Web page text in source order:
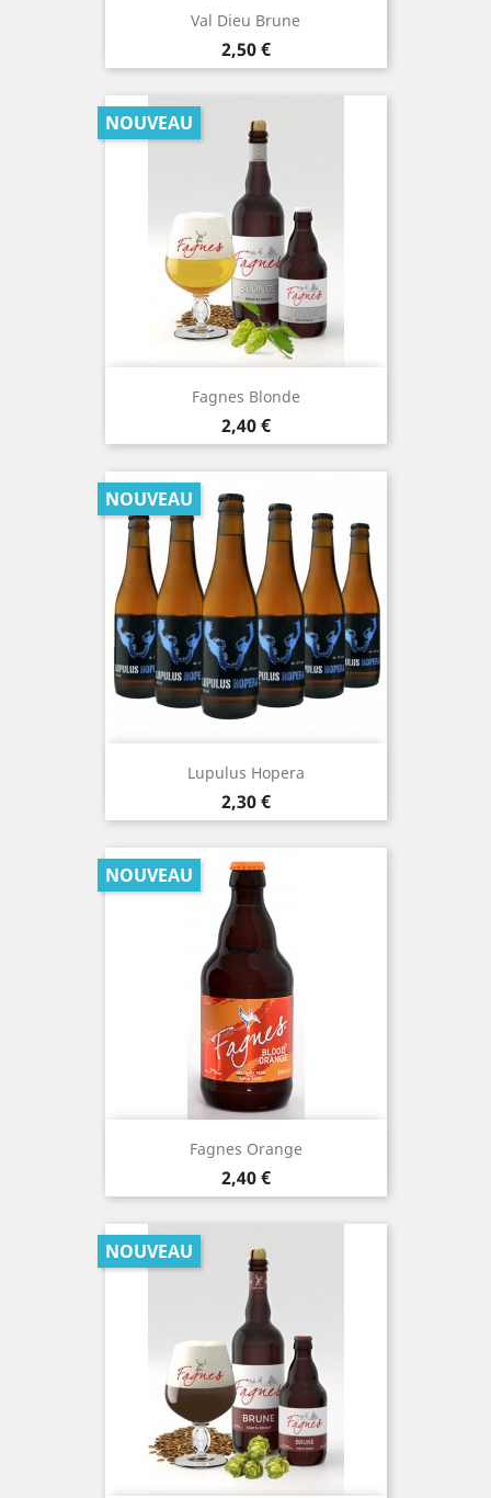
Val Dieu Brune
Prix
2,50 €
Fagnes Blonde
Prix
2,40 €
NOUVEAU
Lupulus Hopera
Prix
2,30 €
NOUVEAU
Fagnes Orange
Prix
2,40 €
NOUVEAU
NOUVEAU